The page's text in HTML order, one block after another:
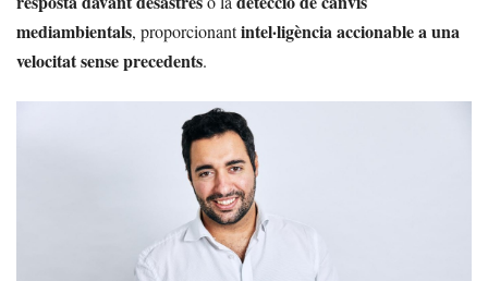
mediambientals, proporcionantintel·ligència accionable a una
velocitat sense precedents.